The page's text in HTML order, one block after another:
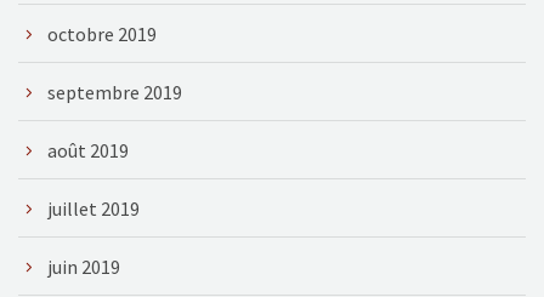
octobre 2019
septembre 2019
août 2019
juillet 2019
juin 2019